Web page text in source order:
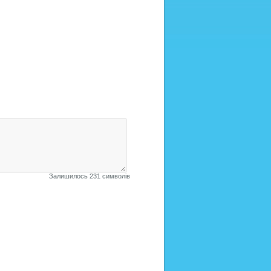
Залишилось 231 символів